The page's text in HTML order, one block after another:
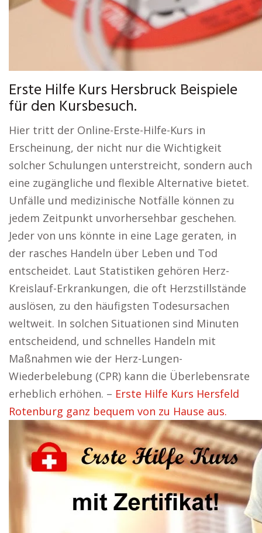
Erste Hilfe Kurs Hersbruck Beispiele
für den Kursbesuch.
Hier tritt der Online-Erste-Hilfe-Kurs in
Erscheinung, der nicht nur die Wichtigkeit
solcher Schulungen unterstreicht, sondern auch
eine zugängliche und flexible Alternative bietet.
Unfälle und medizinische Notfälle können zu
jedem Zeitpunkt unvorhersehbar geschehen.
Jeder von uns könnte in eine Lage geraten, in
der rasches Handeln über Leben und Tod
entscheidet. Laut Statistiken gehören Herz-
Kreislauf-Erkrankungen, die oft Herzstillstände
auslösen, zu den häufigsten Todesursachen
weltweit. In solchen Situationen sind Minuten
entscheidend, und schnelles Handeln mit
Maßnahmen wie der Herz-Lungen-
Wiederbelebung (CPR) kann die Überlebensrate
erheblich erhöhen. – Erste Hilfe Kurs Hersfeld
Rotenburg ganz bequem von zu Hause aus.